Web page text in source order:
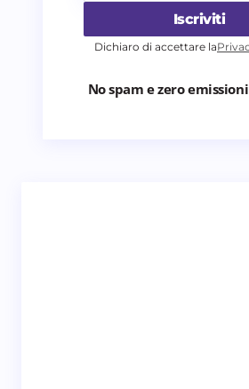
Iscriviti
Dichiaro di accettare la
No spam e zero